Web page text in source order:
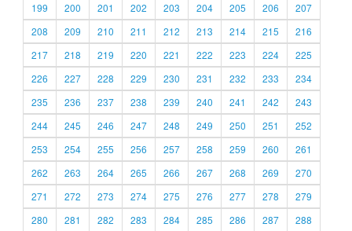
199
200 201 202 203 204 205 206
207
208
209 210 211 212 213 214 215
216
217
218 219 220 221 222 223 224
225
226
227 228 229 230 231 232 233
234
235
236 237 238 239 240 241 242
243
244
245 246 247 248 249 250 251
252
253
254 255 256 257 258 259 260
261
262
263 264 265 266 267 268 269
270
271
272 273 274 275 276 277 278
279
280
281 282 283 284 285 286 287 288